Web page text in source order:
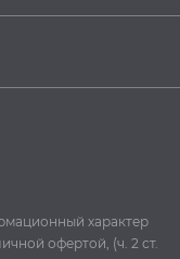
характер
офертой, (ч. 2 ст.